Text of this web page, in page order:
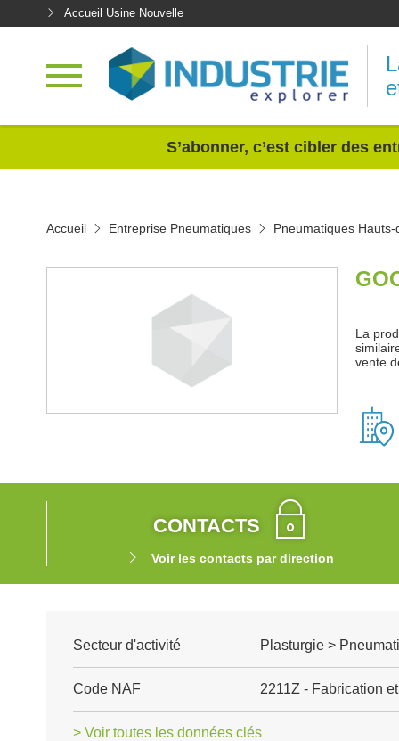
Accueil Usine Nouvelle
S’abonner, c’est cibler des
Accueil Entreprise Pneumatiques Pneumatiques
La
vente
CONTACTS
Voir les contacts par direction
Secteur d'activité Plasturgie >
Code NAF 2211Z - Fabrication
> Voir toutes les données clés